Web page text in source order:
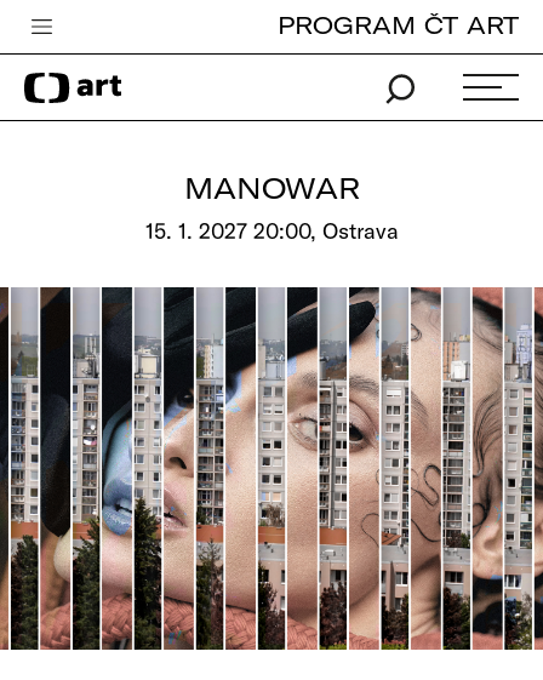
Česká televize
Zpravodajství
Pro děti
edu
Vše o ČT
PROGRAM ČT ART
MANOWAR
15. 1. 2027 20:00, Ostrava